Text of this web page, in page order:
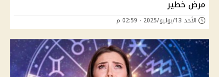
مرض خطير
الأحد 13/يوليو/2025 - 02:59 م